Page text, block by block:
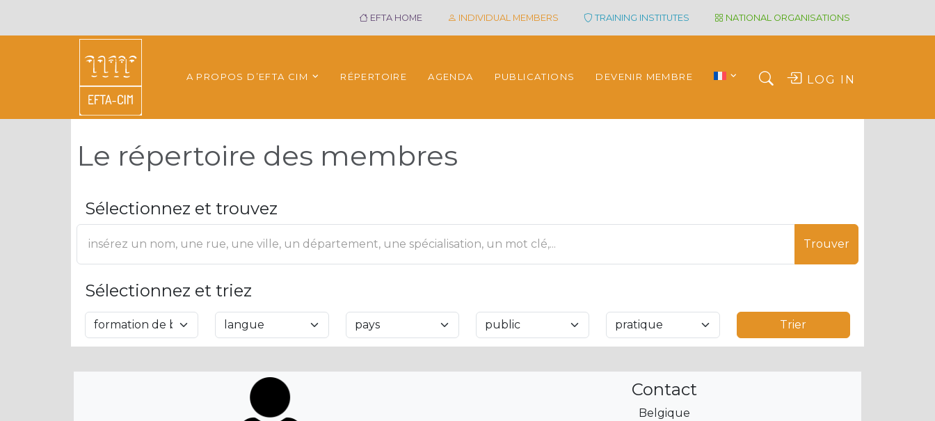
EFTA HOME INDIVIDUAL MEMBERS TRAINING INSTITUTES NATIONAL ORGANISATIONS
A PROPOS D’EFTA CIM RÉPERTOIRE AGENDA PUBLICATIONS DEVENIR MEMBRE LOG IN
Le répertoire des membres
Sélectionnez et trouvez
Trouver
Sélectionnez et triez
Trier
Contact
Belgique